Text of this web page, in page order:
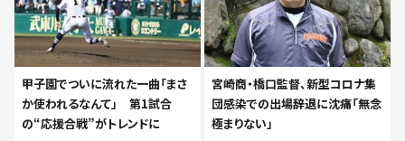
甲子園でついに流れた一曲「まさ
か使われるなんて」 第1試合
の“応援合戦”がトレンドに
宮崎商・橋口監督、新型コロナ集
団感染での出場辞退に沈痛「無念
極まりない」